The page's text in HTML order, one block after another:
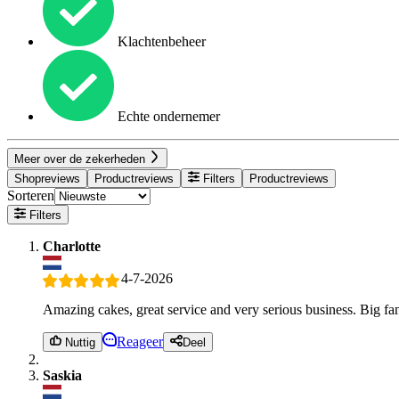
Klachtenbeheer
Echte ondernemer
Meer over de zekerheden
Shopreviews
Productreviews Filters Productreviews
Sorteren
Filters
Charlotte
4-7-2026
Amazing cakes, great service and very serious business. Big
Nuttig Reageer Deel
Saskia